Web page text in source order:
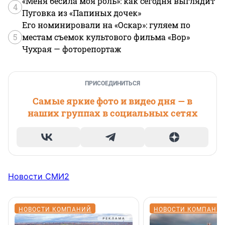
4
Пуговка из «Папиных дочек»
5
Его номинировали на «Оскар»: гуляем по
местам съемок культового фильма «Вор»
Чухрая — фоторепортаж
ПРИСОЕДИНИТЬСЯ
Самые яркие фото и видео дня — в
наших группах в социальных сетях
Новости СМИ2
НОВОСТИ КОМПАНИЙ НОВОСТИ